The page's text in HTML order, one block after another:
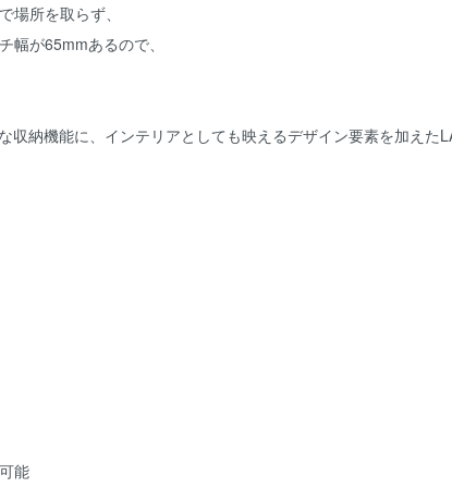
場所を取らず、
幅が65mmあるので、
収納機能に、インテリアとしても映えるデザイン要素を加え
能